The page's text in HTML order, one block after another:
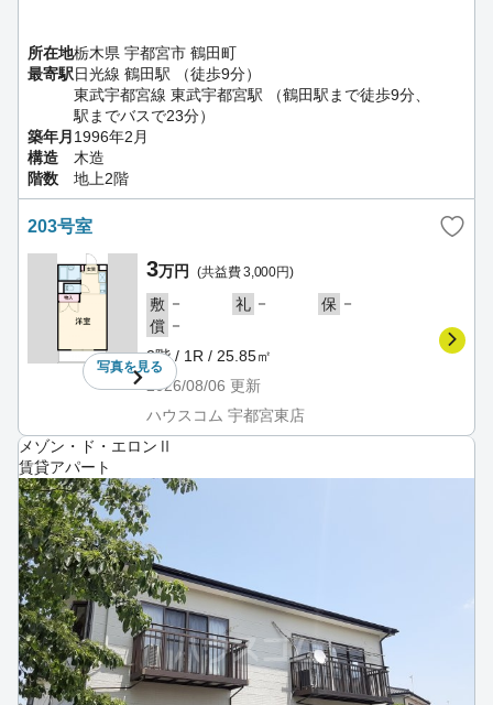
所在地栃木県 宇都宮市 鶴田町
最寄駅日光線 鶴田駅 （徒歩9分）
東武宇都宮線 東武宇都宮駅 （鶴田駅まで徒歩9分、
駅までバスで23分）
築年月 1996年2月
構造
木造
階数
地上2階
203号室
写真を見る
3万円 (共益費 3,000円)
敷 － 礼 － 保 －
償 －
2階 / 1R / 25.85㎡
2026/08/06 更新
ハウスコム 宇都宮東店
メゾン・ド・エロンⅡ
賃貸アパート